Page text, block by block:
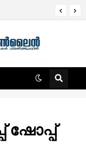
ഷോപ്പ്